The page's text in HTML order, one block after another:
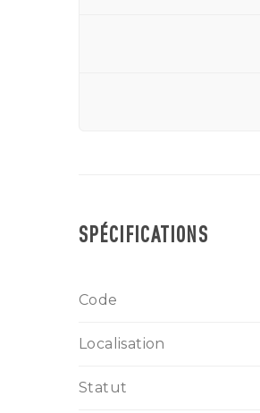
SPÉCIFICATIONS
Code
Localisation
Statut